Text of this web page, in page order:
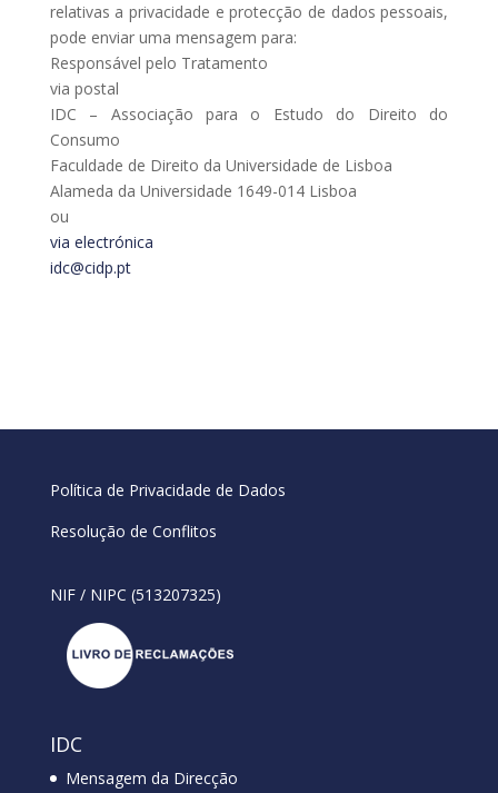
relativas a privacidade e protecção de dados pessoais,
pode enviar uma mensagem para:
Responsável pelo Tratamento
via postal
IDC – Associação para o Estudo do Direito do
Consumo
Faculdade de Direito da Universidade de Lisboa
Alameda da Universidade 1649-014 Lisboa
ou
via electrónica
idc@cidp.pt
Política de Privacidade de Dados
Resolução de Conflitos
NIF / NIPC (513207325)
IDC
Mensagem da Direcção